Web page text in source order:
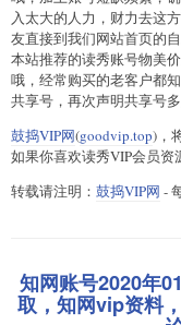
入太大的人力，财力去这
友直接到我们网站首页的
本站推荐的读秀账号物美
哦，经常购买的老客户都
共享号，再次声明共享号
鼓捣VIP网(goodvip.top)，
如果你喜欢读秀VIP会员资
转载请注明： 鼓捣VIP网 -
知网账号2020年
取，知网vip资料